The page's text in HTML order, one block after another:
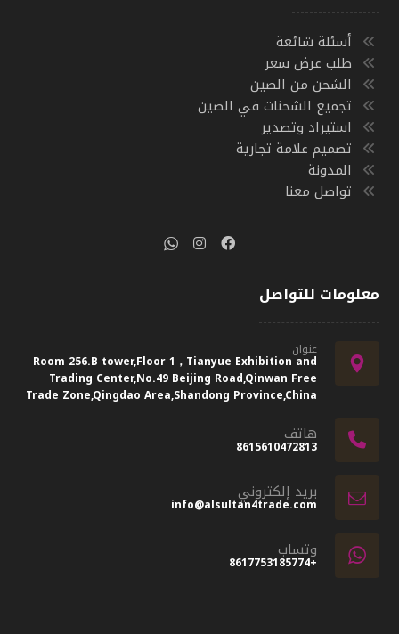
أسئلة شائعة
طلب عرض سعر
الشحن من الصين
تجميع الشحنات في الصين
استيراد وتصدير
تصميم علامة تجارية
المدونة
تواصل معنا
معلومات للتواصل
عنوان
Room 256.B tower,Floor 1，Tianyue Exhibition and
Trading Center,No.49 Beijing Road,Qinwan Free
Trade Zone,Qingdao Area,Shandong Province,China
هاتف
8615610472813
بريد إلكتروني
info@alsultan4trade.com
وتساب
+8617753185774